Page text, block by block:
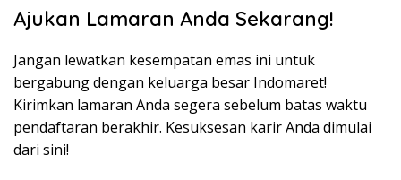
Ajukan Lamaran Anda Sekarang!
Jangan lewatkan kesempatan emas ini untuk
bergabung dengan keluarga besar Indomaret!
Kirimkan lamaran Anda segera sebelum batas waktu
pendaftaran berakhir. Kesuksesan karir Anda dimulai
dari sini!